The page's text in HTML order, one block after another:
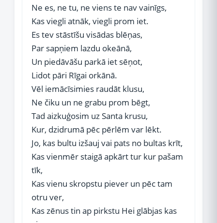
Ne es, ne tu, ne viens te nav vainīgs,
Kas viegli atnāk, viegli prom iet.
Es tev stāstīšu visādas blēņas,
Par sapņiem lazdu okeānā,
Un piedāvāšu parkā iet sēņot,
Lidot pāri Rīgai orkānā.
Vēl iemācīsimies raudāt klusu,
Ne čiku un ne grabu prom bēgt,
Tad aizkuģosim uz Santa krusu,
Kur, dzidrumā pēc pērlēm var lēkt.
Jo, kas bultu izšauj vai pats no bultas krīt,
Kas vienmēr staigā apkārt tur kur pašam
tīk,
Kas vienu skropstu piever un pēc tam
otru ver,
Kas zēnus tin ap pirkstu Hei glābjas kas